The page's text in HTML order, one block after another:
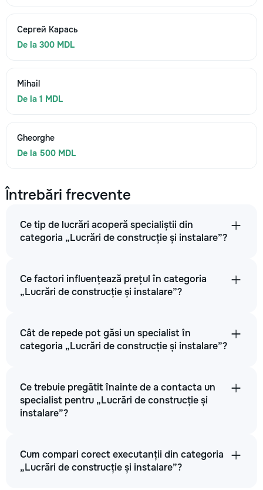
Сергей Карась
De la 300 MDL
Mihail
De la 1 MDL
Gheorghe
De la 500 MDL
Întrebări frecvente
Ce tip de lucrări acoperă specialiștii din
categoria „Lucrări de construcție și instalare”?
Ce factori influențează prețul în categoria
„Lucrări de construcție și instalare”?
Cât de repede pot găsi un specialist în
categoria „Lucrări de construcție și instalare”?
Ce trebuie pregătit înainte de a contacta un
specialist pentru „Lucrări de construcție și
instalare”?
Cum compari corect executanții din categoria
„Lucrări de construcție și instalare”?